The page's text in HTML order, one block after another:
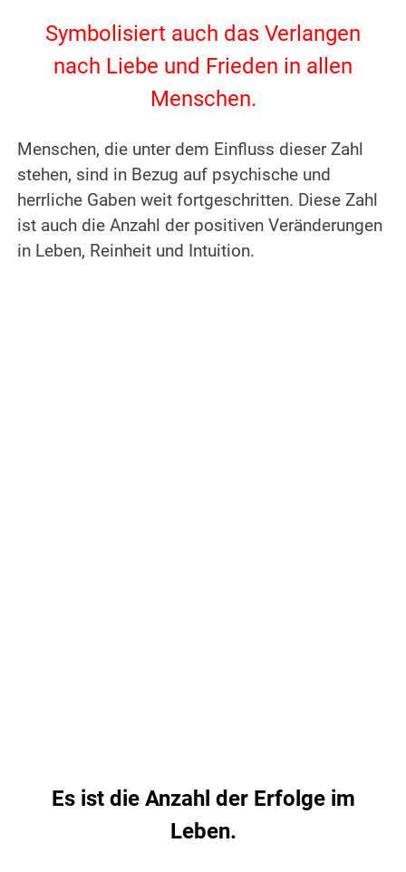
Symbolisiert auch das Verlangen
nach Liebe und Frieden in allen
Menschen.
Menschen, die unter dem Einfluss dieser Zahl
stehen, sind in Bezug auf psychische und
herrliche Gaben weit fortgeschritten. Diese Zahl
ist auch die Anzahl der positiven Veränderungen
in Leben, Reinheit und Intuition.
Es ist die Anzahl der Erfolge im
Leben.